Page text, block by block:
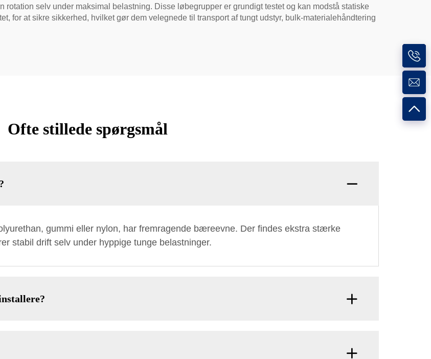
selv under maksimal belastning. Disse løbegrupper er grundigt testet og kan modstå statiske
for at sikre sikkerhed, hvilket gør dem velegnede til transport af tungt udstyr, bulk-materialehåndtering
Ofte stillede spørgsmål
gummi eller nylon, har fremragende bæreevne. Der findes ekstra stærke
stabil drift selv under hyppige tunge belastninger.